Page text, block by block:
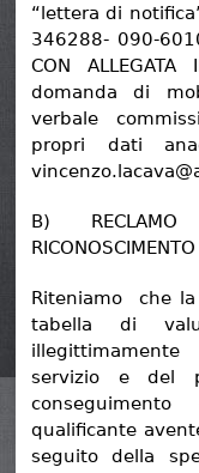
“lettera di
346288- 090-
CON
domanda di
verbale
propri dati
B) RECLAMO
Riteniamo che
tabella di
servizio e del
qualificante
seguito della